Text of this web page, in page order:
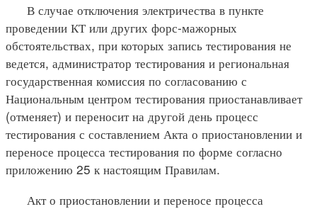
В случае отключения электричества в пункте
проведении КТ или других форс-мажорных
обстоятельствах, при которых запись тестирования не
ведется, администратор тестирования и региональная
государственная комиссия по согласованию с
Национальным центром тестирования приостанавливает
(отменяет) и переносит на другой день процесс
тестирования с составлением Акта о приостановлении и
переносе процесса тестирования по форме согласно
приложению 25 к настоящим Правилам.
Акт о приостановлении и переносе процесса